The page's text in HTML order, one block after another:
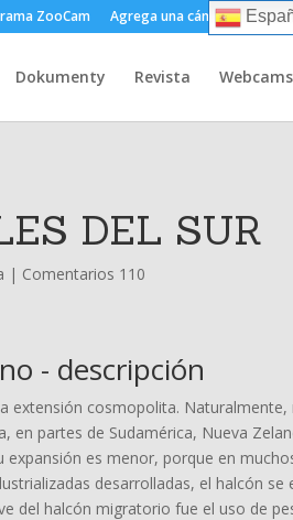
ZooCam Agrega una cámara Sobre
Dokumenty Revista
DEL SUR
| Comentarios 110
- descripción
extensión cosmopolita. Naturalmente,
en partes de Sudamérica, Nueva
expansión es menor, porque en
desarrolladas, el halcón se
del halcón migratorio fue el uso de